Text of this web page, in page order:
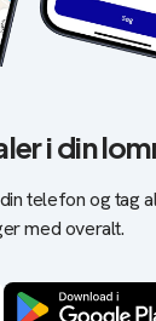
i din
telefon og tag
med overalt.